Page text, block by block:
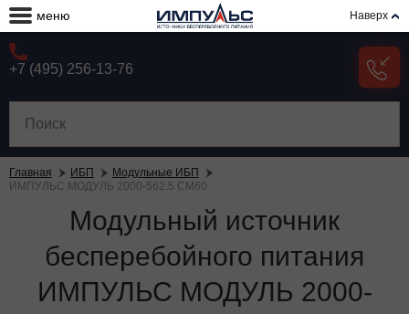
меню Наверх
+7 (495) 256-13-76
Главная ИБП
Модульные ИБП
ИМПУЛЬС МОДУЛЬ 2000-562.5 СМ60
Модульный источник
бесперебойного питания
ИМПУЛЬС МОДУЛЬ 2000-